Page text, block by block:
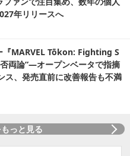
年リリースへ
『MARVEL Tōkon: Fighting S
両論”―オープンベータで指摘
ス、発売直前に改善報告も不満
っと見る